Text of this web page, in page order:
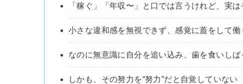
「稼ぐ」「年収〜」と口では言うけれど、実
小さな違和感を無視できず、感覚に蓋をして
なのに無意識に自分を追い込み、歯を食いしば
しかも、その努力を“努力”だと自覚していない